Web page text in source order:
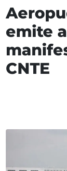
emite
CNTE